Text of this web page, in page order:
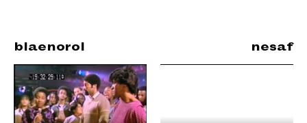
blaenorol nesaf